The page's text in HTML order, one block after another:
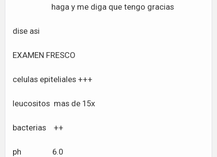
haga y me diga que tengo gracias
dise asi
EXAMEN FRESCO
celulas epiteliales +++
leucositos mas de 15x
bacterias ++
ph 6.0